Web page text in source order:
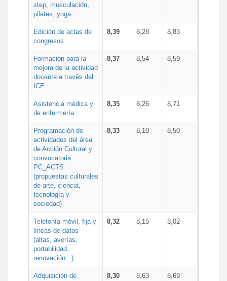
step, musculación,
pilates, yoga...
Edición de actas de
congresos
8,39 8,28 8,83
Formación para la
mejora de la actividad
docente a través del
ICE
8,37 8,54 8,59
Asistencia médica y
de enfermería
8,35 8,26 8,71
Programación de
actividades del área
de Acción Cultural y
convocatoria
PC_ACTS
(propuestas culturales
de arte, ciencia,
tecnología y
sociedad)
8,33 8,10 8,50
Telefonía móvil, fija y
líneas de datos
(altas, averías,
portabilidad,
renovación...)
8,32 8,15 8,02
Adquisición de
8,30 8,63 8,69